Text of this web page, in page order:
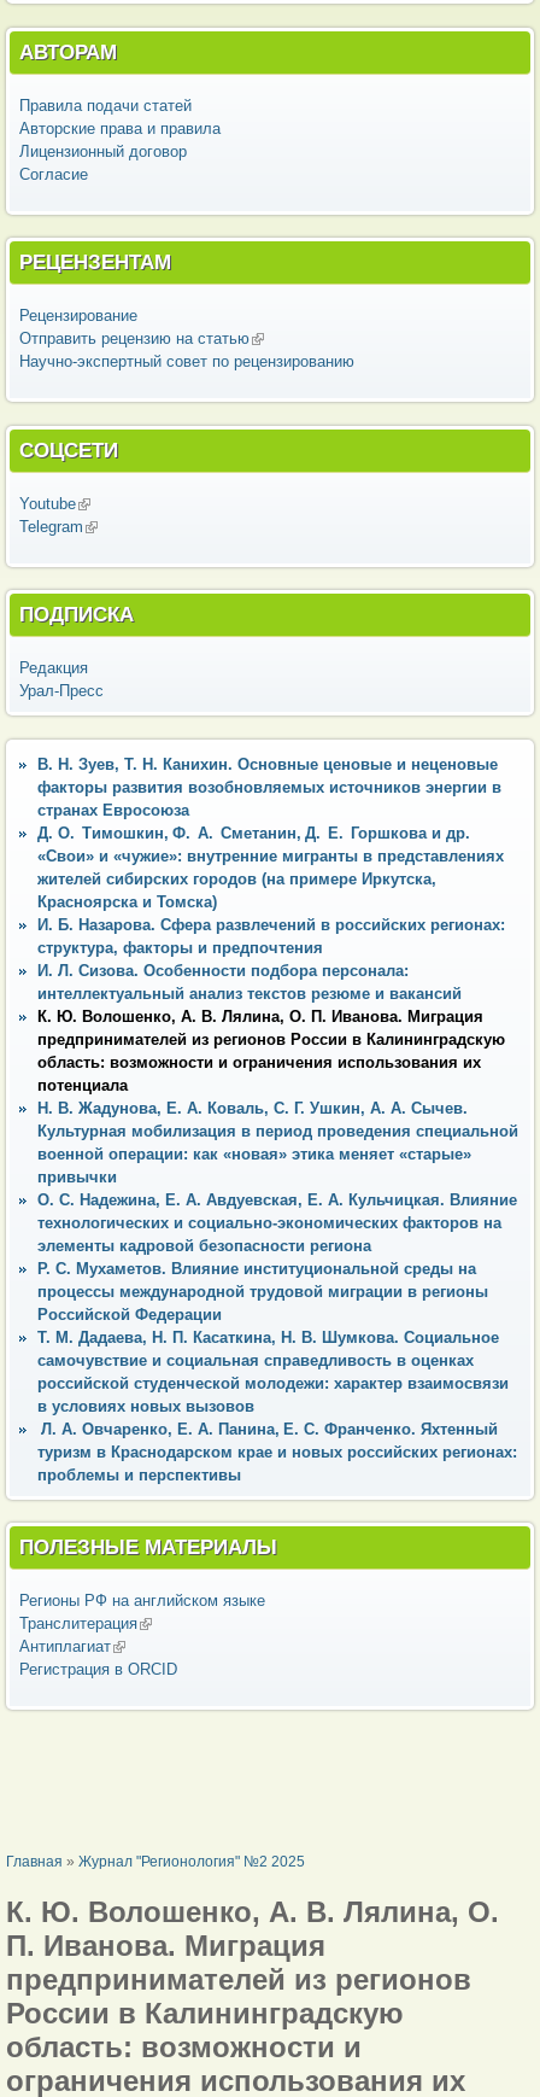
АВТОРАМ
Правила подачи статей
Авторские права и правила
Лицензионный договор
Согласие
РЕЦЕНЗЕНТАМ
Рецензирование
Отправить рецензию на статью(внешняя ссылка)
Научно-экспертный совет по рецензированию
СОЦСЕТИ
Youtube(внешняя ссылка)
Telegram (внешняя ссылка)
ПОДПИСКА
Редакция
Урал-Пресс
В. Н. Зуев, Т. Н. Канихин. Основные ценовые и неценовые
факторы развития возобновляемых источников энергии в
странах Евросоюза
Д. О. Тимошкин, Ф. А. Сметанин, Д. Е. Горшкова и др.
«Свои» и «чужие»: внутренние мигранты в представлениях
жителей сибирских городов (на примере Иркутска,
Красноярска и Томска)
И. Б. Назарова. Сфера развлечений в российских регионах:
структура, факторы и предпочтения
И. Л. Сизова. Особенности подбора персонала:
интеллектуальный анализ текстов резюме и вакансий
К. Ю. Волошенко, А. В. Лялина, О. П. Иванова. Миграция
предпринимателей из регионов России в Калининградскую
область: возможности и ограничения использования их
потенциала
Н. В. Жадунова, Е. А. Коваль, С. Г. Ушкин, А. А. Сычев.
Культурная мобилизация в период проведения специальной
военной операции: как «новая» этика меняет «старые»
привычки
О. С. Надежина, Е. А. Авдуевская, Е. А. Кульчицкая. Влияние
технологических и социально-экономических факторов на
элементы кадровой безопасности региона
Р. С. Мухаметов. Влияние институциональной среды на
процессы международной трудовой миграции в регионы
Российской Федерации
Т. М. Дадаева, Н. П. Касаткина, Н. В. Шумкова. Социальное
самочувствие и социальная справедливость в оценках
российской студенческой молодежи: характер взаимосвязи
в условиях новых вызовов
Л. А. Овчаренко, Е. А. Панина, Е. С. Франченко. Яхтенный
туризм в Краснодарском крае и новых российских регионах:
проблемы и перспективы
ПОЛЕЗНЫЕ МАТЕРИАЛЫ
Регионы РФ на английском языке
Транслитерация(внешняя ссылка)
Антиплагиат(внешняя ссылка)
Регистрация в ORCID
ВЫ ЗДЕСЬ
Главная » Журнал "Регионология" №2 2025
К. Ю. Волошенко, А. В. Лялина, О.
П. Иванова. Миграция
предпринимателей из регионов
России в Калининградскую
область: возможности и
ограничения использования их